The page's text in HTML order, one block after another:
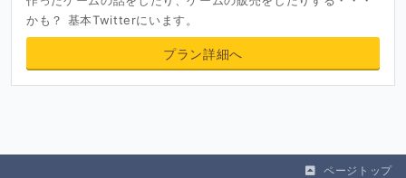
かも？ 基本Twitterにいます。
プラン詳細へ
ページトップ